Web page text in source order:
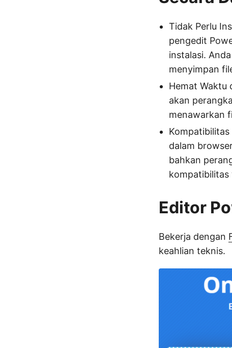
Tidak Perlu
pengedit
instalasi.
menyimpan
Hemat Waktu
akan
menawarkan
dalam
bahkan
kompatibilitas
Editor
Bekerja dengan
keahlian teknis.